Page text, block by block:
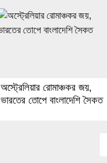
অস্ট্রেলিয়ার রোমাঞ্চকর জয়,
ভারতের তোপে বাংলাদেশি সৈকত